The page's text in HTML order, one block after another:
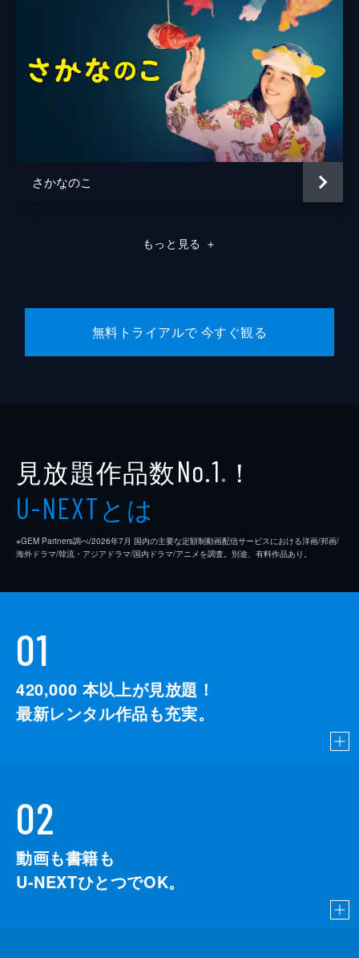
さかなのこ
もっと見る ＋
無料トライアルで 今すぐ観る
見放題作品数No.1 ※ ！
U-NEXTとは
※GEM Partners調べ/2026年7⽉ 国内の主要な定額制動画配信サービスにおける洋画/邦画/
海外ドラマ/韓流・アジアドラマ/国内ドラマ/アニメを調査。別途、有料作品あり。
01
420,000 本以上が見放題！
最新レンタル作品も充実。
02
動画も書籍も
U-NEXTひとつでOK。